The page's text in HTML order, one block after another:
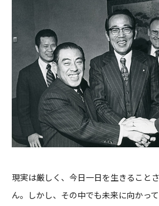
現実は厳しく、今日一日を生きること
ん。しかし、その中でも未来に向かっ